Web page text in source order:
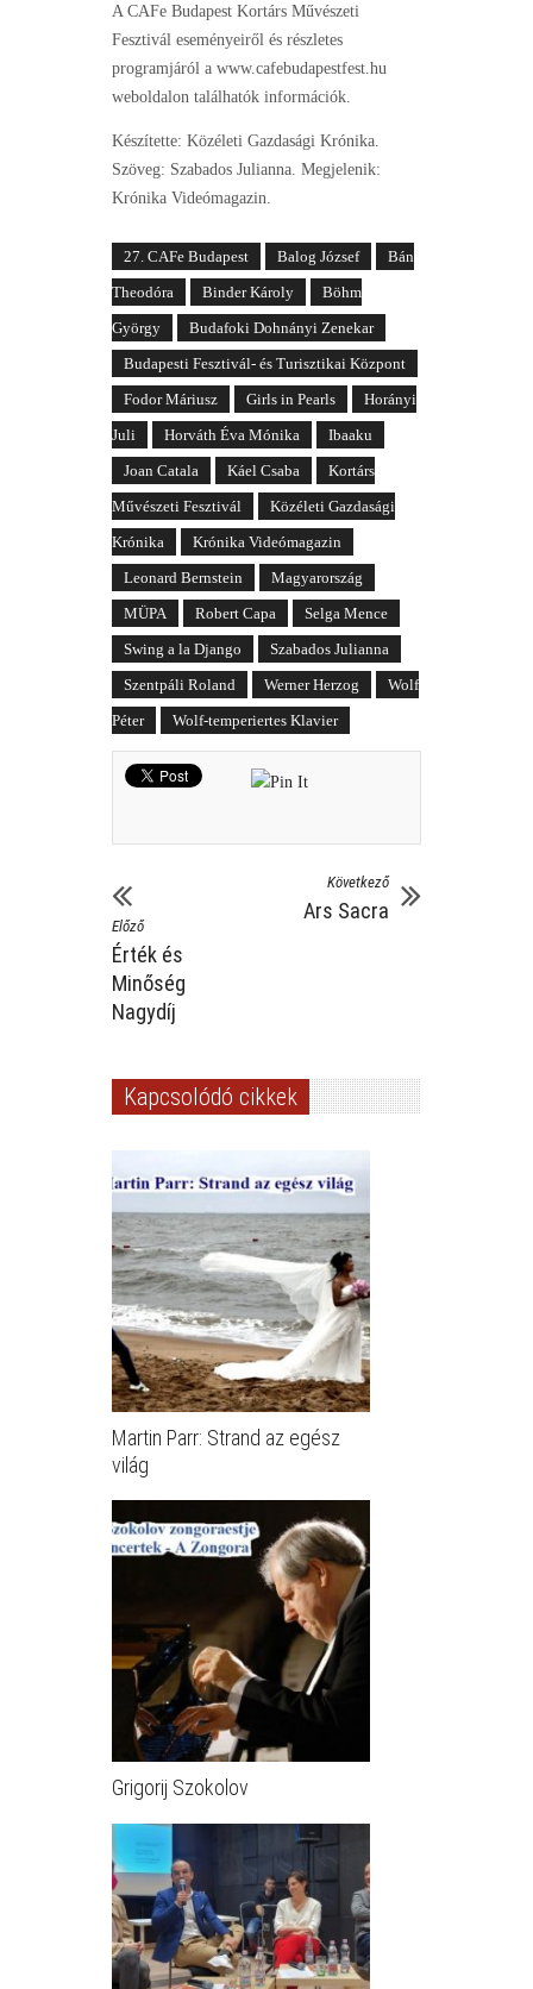
A CAFe Budapest Kortárs Művészeti
Fesztivál eseményeiről és részletes
programjáról a www.cafebudapestfest.hu
weboldalon találhatók információk.
Készítette: Közéleti Gazdasági Krónika.
Szöveg: Szabados Julianna. Megjelenik:
Krónika Videómagazin.
27. CAFe Budapest Balog József
Bán
Theodóra
Binder Károly
Böhm
György
Budafoki Dohnányi Zenekar
Budapesti Fesztivál- és Turisztikai Központ
Fodor Máriusz
Girls in Pearls
Horányi
Juli
Horváth Éva Mónika
Ibaaku
Joan Catala
Káel Csaba
Kortárs
Művészeti Fesztivál
Közéleti Gazdasági
Krónika
Krónika Videómagazin
Leonard Bernstein
Magyarország
MÜPA
Robert Capa
Selga Mence
Swing a la Django
Szabados Julianna
Szentpáli Roland
Werner Herzog
Wolf
Péter
Wolf-temperiertes Klavier
Előző
Érték és
Minőség
Nagydíj
Következő
Ars Sacra
Kapcsolódó cikkek
Martin Parr: Strand az egész
világ
Grigorij Szokolov